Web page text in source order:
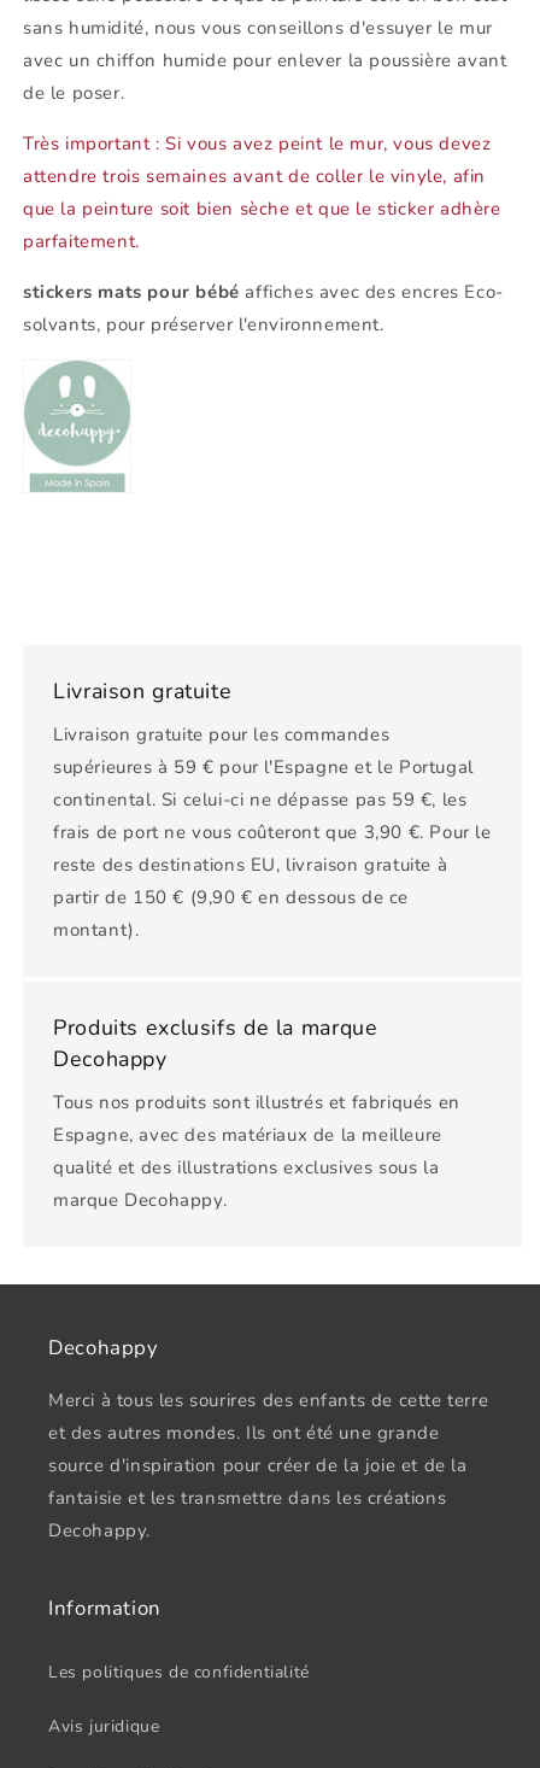
sans humidité, nous vous conseillons d'essuyer le mur
avec un chiffon humide pour enlever la poussière avant
de le poser.
Très important : Si vous avez peint le mur, vous devez
attendre trois semaines avant de coller le vinyle, afin
que la peinture soit bien sèche et que le sticker adhère
parfaitement.
stickers mats pour bébé affiches avec des encres Eco-
solvants, pour préserver l'environnement.
Livraison gratuite
Livraison gratuite pour les commandes
supérieures à 59 € pour l'Espagne et le Portugal
continental. Si celui-ci ne dépasse pas 59 €, les
frais de port ne vous coûteront que 3,90 €. Pour le
reste des destinations EU, livraison gratuite à
partir de 150 € (9,90 € en dessous de ce
montant).
Produits exclusifs de la marque
Decohappy
Tous nos produits sont illustrés et fabriqués en
Espagne, avec des matériaux de la meilleure
qualité et des illustrations exclusives sous la
marque Decohappy.
Decohappy
Merci à tous les sourires des enfants de cette terre
et des autres mondes. Ils ont été une grande
source d'inspiration pour créer de la joie et de la
fantaisie et les transmettre dans les créations
Decohappy.
Information
Les politiques de confidentialité
Avis juridique